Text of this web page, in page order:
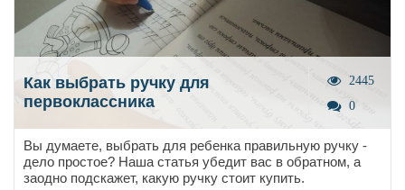
Как выбрать ручку для
первоклассника
2445
0
Вы думаете, выбрать для ребенка правильную ручку -
дело простое? Наша статья убедит вас в обратном, а
заодно подскажет, какую ручку стоит купить.